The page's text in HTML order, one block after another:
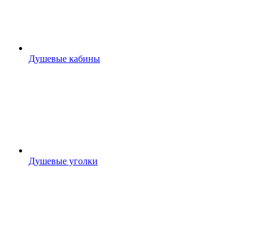
Душевые кабины
Душевые уголки